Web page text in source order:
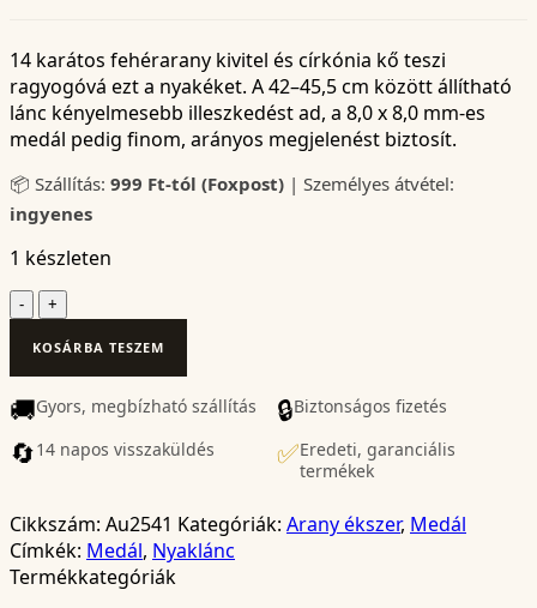
was:
191
237 Ft.
is:
152
990 Ft.
14 karátos fehérarany kivitel és církónia kő teszi
ragyogóvá ezt a nyakéket. A 42–45,5 cm között állítható
lánc kényelmesebb illeszkedést ad, a 8,0 x 8,0 mm-es
medál pedig finom, arányos megjelenést biztosít.
📦 Szállítás: 999 Ft-tól (Foxpost) | Személyes átvétel:
ingyenes
1 készleten
Medál
–
Au2541
mennyiség
KOSÁRBA TESZEM
🚚Gyors, megbízható szállítás 🔒Biztonságos fizetés
🔄14 napos visszaküldés ✅Eredeti, garanciális
termékek
Cikkszám: Au2541 Kategóriák: Arany ékszer, Medál
Címkék: Medál, Nyaklánc
Termékkategóriák